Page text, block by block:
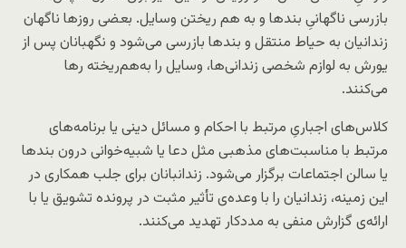
بازرسی ناگهانیِ بندها و به هم ریختن وسایل. بعضی روزها ناگهان
زندانیان به حیاط منتقل و بندها بازرسی می‌شود و نگهبانان پس از
یورش به لوازم شخصی زندانی‌ها، وسایل را به‌هم‌ریخته رها
می‌کنند.
کلاس‌های اجباریِ مرتبط با احکام و مسائل دینی یا برنامه‌های
مرتبط با مناسبت‌های مذهبی مثل دعا یا شبیه‌خوانی درون بندها
یا سالن اجتماعات برگزار می‌شود. زندانبانان برای جلب همکاری در
این زمینه، زندانیان را با وعده‌ی تأثیر مثبت در پرونده تشویق یا با
ارائه‌ی گزارش منفی به مددکار تهدید می‌کنند.